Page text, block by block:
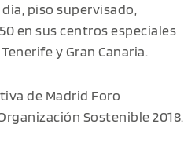
piso supervisado,
en sus centros especiales
y Gran Canaria.
de Madrid Foro
Sostenible 2018.